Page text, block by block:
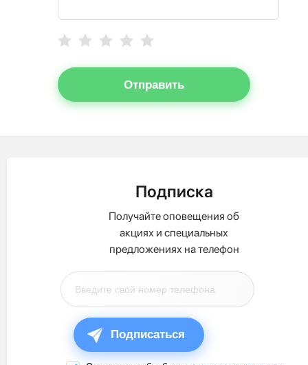
Отправить
Подписка
Получайте оповещения об
акциях и специальных
предложениях на телефон
Подписаться